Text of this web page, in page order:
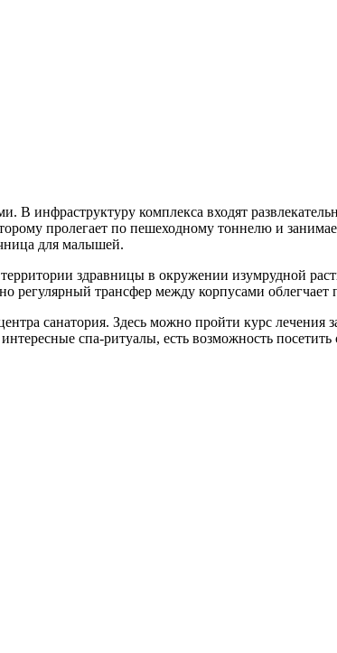
инфраструктуру комплекса входят
пролегает по пешеходному тоннелю и
для малышей.
здравницы в окружении изумрудной
регулярный трансфер между корпусами
санатория. Здесь можно пройти курс лечения
спа-ритуалы, есть возможность посетить